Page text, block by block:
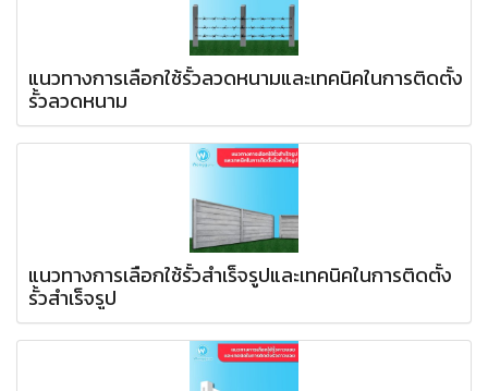
แนวทางการเลือกใช้รั้วลวดหนามและเทคนิคในการติดตั้ง
รั้วลวดหนาม
แนวทางการเลือกใช้รั้วสำเร็จรูปและเทคนิคในการติดตั้ง
รั้วสำเร็จรูป